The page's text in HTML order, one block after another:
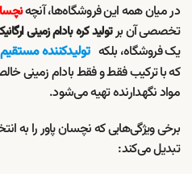
در میان همه این فروشگاه‌ها، آنچه
تخصصی آن برتولید کره بادام زمینی
یک فروشگاه، بلکه تولیدکننده مستقیم
که با ترکیب فقط و فقط بادام زمینی
مواد نگهدارنده تهیه می‌شود.
برخی ویژگی‌هایی که نچسان پاور را به
تبدیل می‌کند: